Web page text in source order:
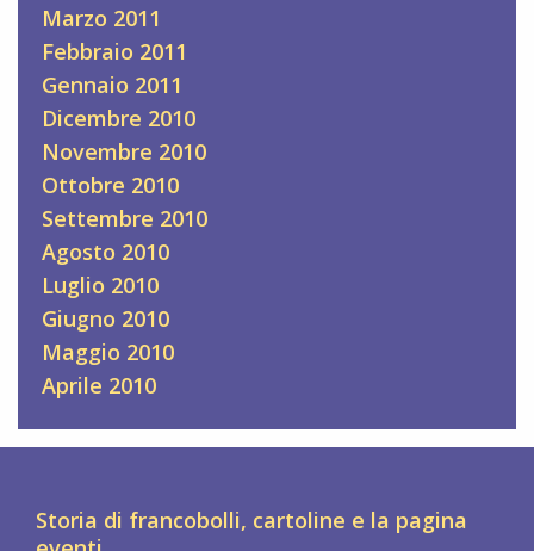
Marzo 2011
Febbraio 2011
Gennaio 2011
Dicembre 2010
Novembre 2010
Ottobre 2010
Settembre 2010
Agosto 2010
Luglio 2010
Giugno 2010
Maggio 2010
Aprile 2010
Storia di francobolli, cartoline e la pagina